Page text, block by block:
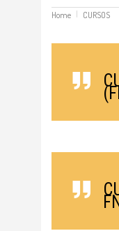
Home CURSOS